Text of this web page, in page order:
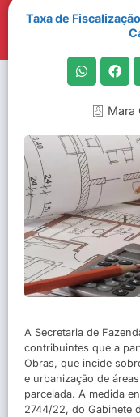
Taxa de
Mara
A Secretaria de
contribuintes que a
Obras, que incide
e urbanização de
parcelada. A medida
2744/22, do Gabinete